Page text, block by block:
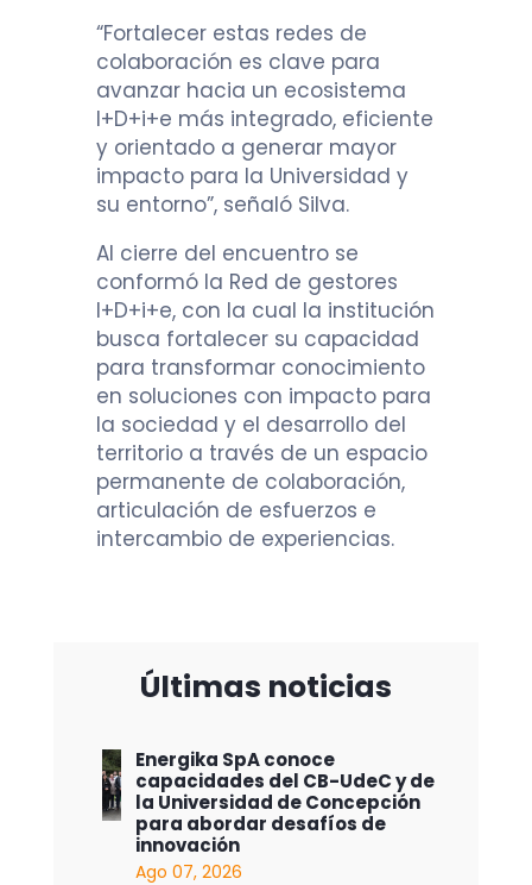
“Fortalecer estas redes de
colaboración es clave para
avanzar hacia un ecosistema
I+D+i+e más integrado, eficiente
y orientado a generar mayor
impacto para la Universidad y
su entorno”, señaló Silva.
Al cierre del encuentro se
conformó la Red de gestores
I+D+i+e, con la cual la institución
busca fortalecer su capacidad
para transformar conocimiento
en soluciones con impacto para
la sociedad y el desarrollo del
territorio a través de un espacio
permanente de colaboración,
articulación de esfuerzos e
intercambio de experiencias.
Últimas noticias
Energika SpA conoce
capacidades del CB-UdeC y de
la Universidad de Concepción
para abordar desafíos de
innovación
Ago 07, 2026